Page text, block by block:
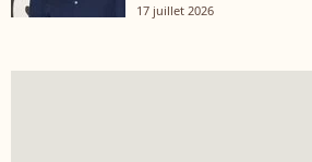
17 juillet 2026